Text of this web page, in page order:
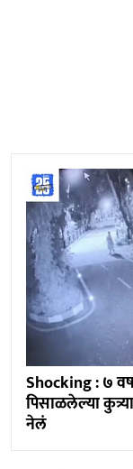
Shocking : ७
पिसाळलेल्या
नेलं